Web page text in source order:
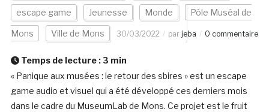
escape game Jeunesse Monde Pôle Muséal de
Mons Ville de Mons 30/03/2022 par jeba 0 commentaire
Temps de lecture : 3 min
« Panique aux musées : le retour des sbires » est un escape
game audio et visuel qui a été développé ces derniers mois
dans le cadre du MuseumLab de Mons. Ce projet est le fruit